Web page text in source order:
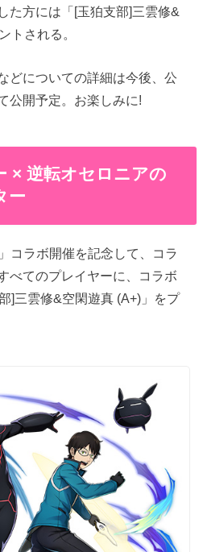
た方には「[玉狛支部]三雲修&
トされる。
どについての詳細は今後、公
公開予定。お楽しみに!
× 逆転オセロニアの
ー
コラボ開催を記念して、コラ
べてのプレイヤーに、コラボ
]三雲修&空閑遊真 (A+)」をプ